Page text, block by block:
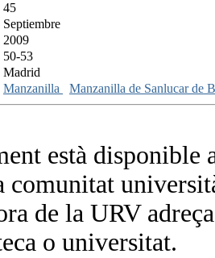
45
Septiembre
2009
50-53
Madrid
Manzanilla Manzanilla de Sanlucar de
està
de la URV
o universitat.